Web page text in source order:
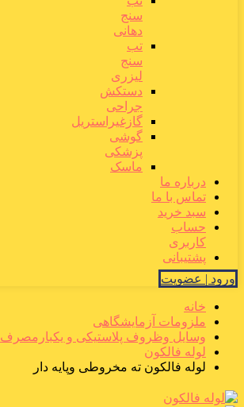
سنج
دهانی
تب
سنج
لیزری
دستکش
جراحی
گازغیراستریل
گوشی
پزشکی
ماسک
درباره ما
تماس با ما
سبد خرید
حساب
کاربری
پشتیبانی
ورود | عضویت
خانه
ملزومات آزمایشگاهی
وسایل وظروف پلاستیکی و یکبارمصرف
لوله فالکون
لوله فالکون ته مخروطی وپایه دار